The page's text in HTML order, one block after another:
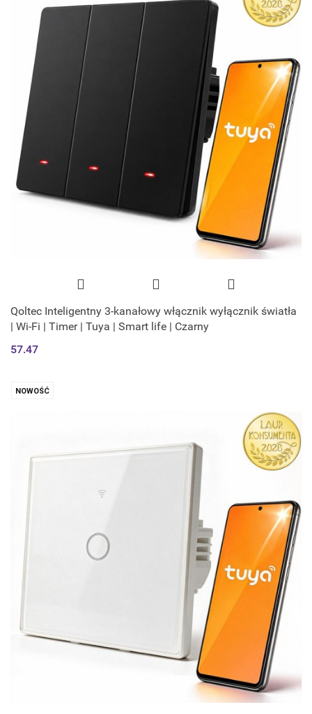
Qoltec Inteligentny 3-kanałowy włącznik wyłącznik światła
| Wi-Fi | Timer | Tuya | Smart life | Czarny
57.47
NOWOŚĆ